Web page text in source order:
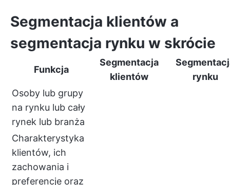
Segmentacja klientów a
segmentacja rynku w skrócie
Funkcja
Segmentacja
klientów
rynku
Osoby lub grupy
na rynku lub cały
rynek lub branża
Charakterystyka
klientów, ich
zachowania i
preferencje oraz